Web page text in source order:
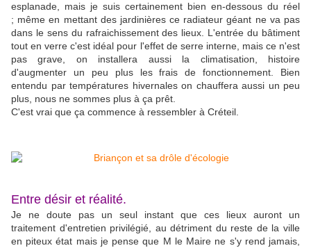
esplanade, mais je suis certainement bien en-dessous du réel
; même en mettant des jardinières ce radiateur géant ne va pas
dans le sens du rafraichissement des lieux. L'entrée du bâtiment
tout en verre c'est idéal pour l'effet de serre interne, mais ce n'est
pas grave, on installera aussi la climatisation, histoire
d'augmenter un peu plus les frais de fonctionnement. Bien
entendu par températures hivernales on chauffera aussi un peu
plus, nous ne sommes plus à ça prêt.
C'est vrai que ça commence à ressembler à Créteil.
Entre désir et réalité.
Je ne doute pas un seul instant que ces lieux auront un
traitement d'entretien privilégié, au détriment du reste de la ville
en piteux état mais je pense que M le Maire ne s'y rend jamais,